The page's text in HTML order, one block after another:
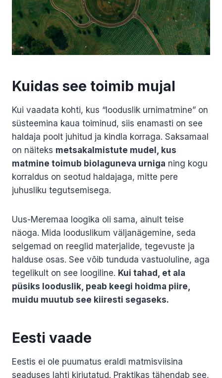
Kuidas see toimib mujal
Kui vaadata kohti, kus “looduslik urnimatmine” on
süsteemina kaua toiminud, siis enamasti on see
haldaja poolt juhitud ja kindla korraga. Saksamaal
on näiteks metsakalmistute mudel, kus
matmine toimub biolaguneva urniga ning kogu
korraldus on seotud haldajaga, mitte pere
juhusliku tegutsemisega.
Uus-Meremaa loogika oli sama, ainult teise
näoga. Mida looduslikum väljanägemine, seda
selgemad on reeglid materjalide, tegevuste ja
halduse osas. See võib tunduda vastuoluline, aga
tegelikult on see loogiline. Kui tahad, et ala
püsiks looduslik, peab keegi hoidma piire,
muidu muutub see kiiresti segaseks.
Eesti vaade
Eestis ei ole puumatus eraldi matmisviisina
seaduses lahti kirjutatud. Praktikas tähendab see,